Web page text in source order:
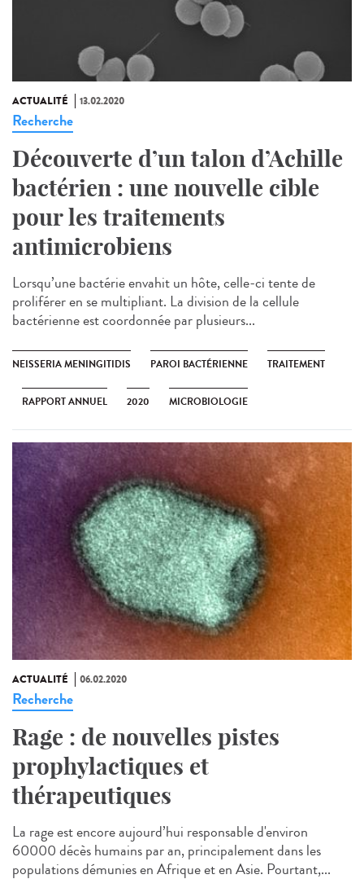
ACTUALITÉ 13.02.2020
Recherche
Découverte d’un talon d’Achille
bactérien : une nouvelle cible
pour les traitements
antimicrobiens
Lorsqu’une bactérie envahit un hôte, celle-ci tente de
proliférer en se multipliant. La division de la cellule
bactérienne est coordonnée par plusieurs...
NEISSERIA MENINGITIDIS PAROI BACTÉRIENNE TRAITEMENT
RAPPORT ANNUEL 2020 MICROBIOLOGIE
ACTUALITÉ 06.02.2020
Recherche
Rage : de nouvelles pistes
prophylactiques et
thérapeutiques
La rage est encore aujourd’hui responsable d'environ
60000 décès humains par an, principalement dans les
populations démunies en Afrique et en Asie. Pourtant,...